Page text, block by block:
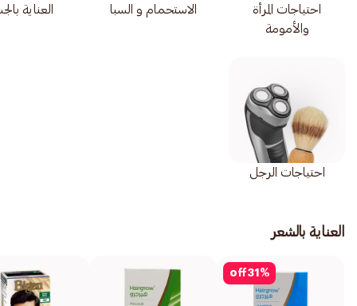
احتياجات المرأة
والأمومة
الاستحمام و السبا العناية
احتياجات الرجل
العناية بالشعر
31 %
off